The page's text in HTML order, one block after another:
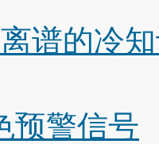
谱的冷
预警信号